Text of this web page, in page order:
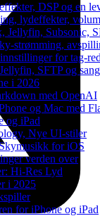
DSP og en
lydeffekter,
Jellyfin, Subsonic,
strømming,
for tag-
SFTP og
i 2026
med OpenAI
og Mac med
og iPad
Nye UI-stiler
for iOS
verden over
Hi-Res Lyd
i 2025
for iPhone og iPad